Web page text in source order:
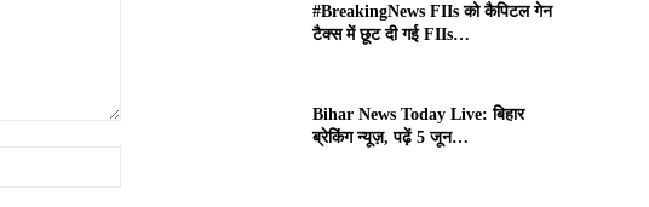
#BreakingNews FIIs को कैपिटल गेन
टैक्स में छूट दी गई FIIs…
Bihar News Today Live: बिहार
ब्रेकिंग न्यूज़, पढ़ें 5 जून…